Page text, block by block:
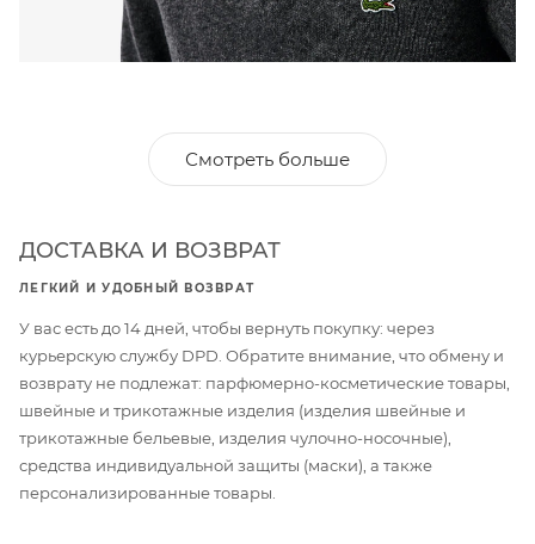
Смотреть больше
ДОСТАВКА И ВОЗВРАТ
ЛЕГКИЙ И УДОБНЫЙ ВОЗВРАТ
У вас есть до 14 дней, чтобы вернуть покупку: через
курьерскую службу DPD. Обратите внимание, что обмену и
возврату не подлежат: парфюмерно-косметические товары,
швейные и трикотажные изделия (изделия швейные и
трикотажные бельевые, изделия чулочно-носочные),
средства индивидуальной защиты (маски), а также
персонализированные товары.